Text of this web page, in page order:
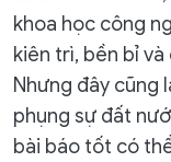
khoa học công
kiên trì, bền bỉ
Nhưng đây cũng
phụng sự đất
bài báo tốt có